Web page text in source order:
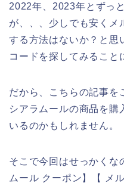
2022年、2023年とずっ
が、、、少しでも安くメ
する方法はないか？と思
コードを探してみること
だから、こちらの記事を
シアラムールの商品を購
いるのかもしれません。
そこで今回はせっかくな
ムール クーポン】【 メ